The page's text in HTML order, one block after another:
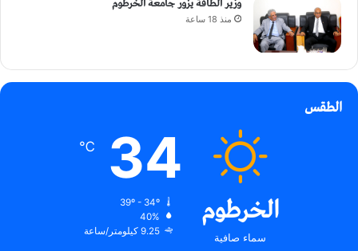
منذ 18 ساعة
الطقس
الخرطوم
سماء صافية
34
℃
40%
9.25 كيلومتر/ساعة